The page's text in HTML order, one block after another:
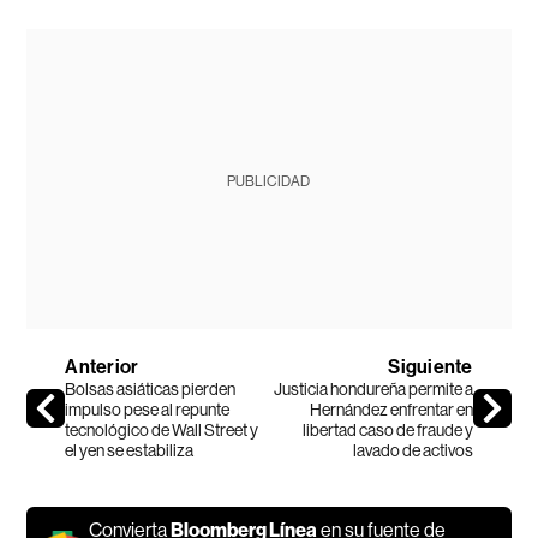
PUBLICIDAD
Anterior
Bolsas asiáticas pierden
impulso pese al repunte
tecnológico de Wall Street y
el yen se estabiliza
Siguiente
Justicia hondureña permite a
Hernández enfrentar en
libertad caso de fraude y
lavado de activos
ConviertaBloomberg Línea en su fuente de